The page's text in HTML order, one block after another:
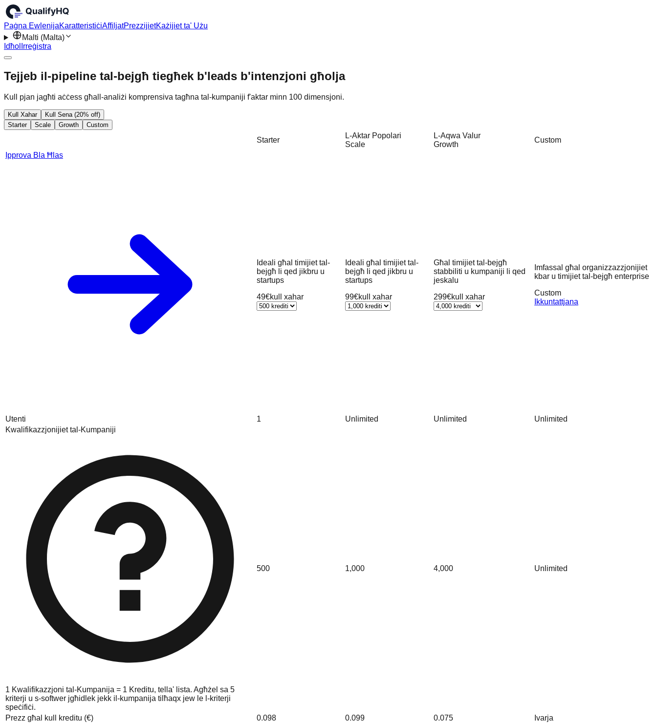
Paġna EwlenijaKaratteristiċiAffiljatPrezzijietKażijiet ta' Użu
Malti (Malta)
Idħol Irreġistra
Tejjeb il-pipeline tal-bejgħ tiegħek b'leads b'intenzjoni għolja
Kull pjan jagħti aċċess għall-analiżi komprensiva tagħna tal-kumpaniji f'aktar minn 100 dimensjoni.
Kull Xahar
Kull Sena (20% off)
Starter
Scale Growth Custom
Starter
L-Aktar Popolari
Scale
L-Aqwa Valur
Growth
Custom
Ipprova Bla Ħlas
Ideali għal timijiet tal-
bejgħ li qed jikbru u
startups
49€kull xahar
Ideali għal timijiet tal-
bejgħ li qed jikbru u
startups
99€kull xahar
Għal timijiet tal-bejgħ
stabbiliti u kumpaniji li qed
jeskalu
299€kull xahar
Imfassal għal organizzazzjonijiet
kbar u timijiet tal-bejgħ enterprise
Custom
Ikkuntattjana
Utenti 1 Unlimited Unlimited
Unlimited
Kwalifikazzjonijiet tal-Kumpaniji
1 Kwalifikazzjoni tal-Kumpanija = 1 Kreditu, tella' lista. Agħżel sa 5
kriterji u s-softwer jgħidlek jekk il-kumpanija tilħaqx jew le l-kriterji
speċifiċi.
500 1,000 4,000 Unlimited
Prezz għal kull kreditu (€) 0.098 0.099 0.075 Ivarja